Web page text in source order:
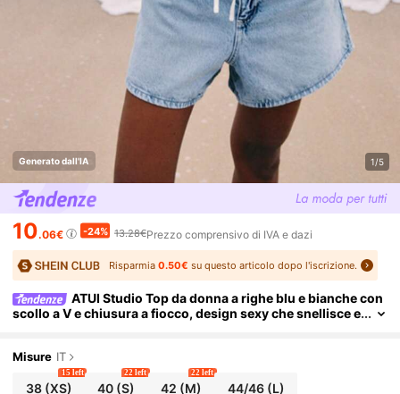
Generato dall'IA 1/5
10.06€ -24% 13.28€Prezzo comprensivo di IVA e dazi
Risparmia 0.50€ su questo articolo dopo l'iscrizione.
ATUI Studio Top da donna a righe blu e bianche con
scollo a V e chiusura a fiocco, design sexy che snellisce e
Misure IT
38(XS)
15 left
40 (S)
22 left
42 (M)
22 left
44/46(L)